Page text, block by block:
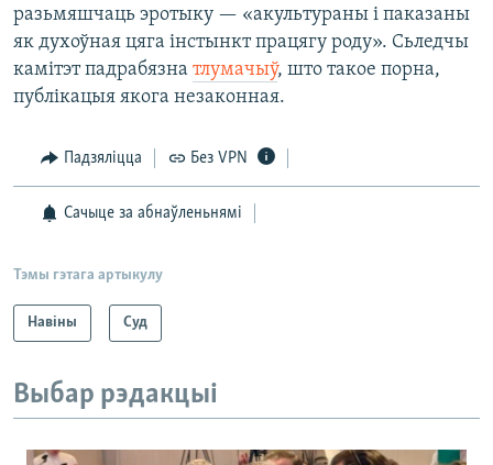
разьмяшчаць эротыку — «акультураны і паказаны
як духоўная цяга інстынкт працягу роду». Сьледчы
камітэт падрабязна тлумачыў, што такое порна,
публікацыя якога незаконная.
Падзяліцца Без VPN
Сачыце за абнаўленьнямі
Тэмы гэтага артыкулу
Навіны Суд
Выбар рэдакцыі